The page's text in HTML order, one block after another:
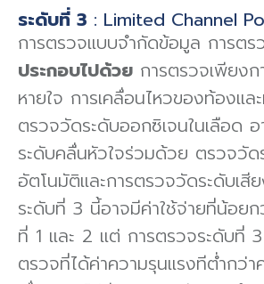
ระดับที่ 3 : Limited Channel
การตรวจแบบจํากัดข้อมูล การตร
ประกอบไปด้วย การตรวจเพียง
หายใจ การเคลื่อนไหวของท้องแล
ตรวจวัดระดับออกซิเจนในเลือด
ระดับคลื่นหัวใจร่วมด้วย ตรวจวัด
อัตโนมัติและการตรวจวัดระดับเสี
ระดับที่ 3 นี้อาจมีค่าใช้จ่ายที่น้อย
ที่ 1 และ 2 แต่ การตรวจระดับที่
ตรวจที่ได้ค่าความรุนแรงทีต่ำกว่า